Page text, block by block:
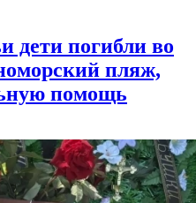
дети погибли во
пляж,
помощь